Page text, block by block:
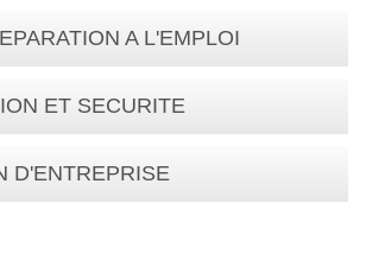
A L'EMPLOI
ET SECURITE
D'ENTREPRISE